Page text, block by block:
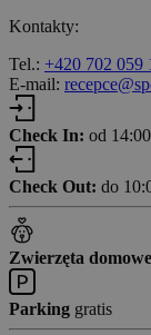
Kontakty:
Tel.: +420 702 059
E-mail:
Check In: od 14:00
Check Out: do
Zwierzęta domowe
Parking gratis